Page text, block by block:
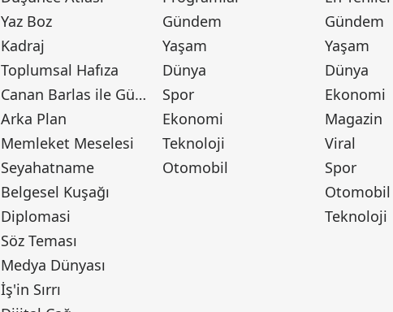
Yaz Boz
Kadraj
Toplumsal Hafıza
Canan Barlas ile Gündem
Arka Plan
Memleket Meselesi
Seyahatname
Belgesel Kuşağı
Diplomasi
Söz Teması
Medya Dünyası
İş'in Sırrı
Gündem
Yaşam
Dünya
Spor
Ekonomi
Teknoloji
Otomobil
Gündem
Yaşam
Dünya
Ekonomi
Magazin
Viral
Spor
Otomobil
Teknoloji